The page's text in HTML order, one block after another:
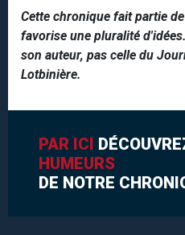
Cette chronique fait partie
favorise une pluralité
son auteur, pas celle du
Lotbinière.
PAR ICI
HUMEURS
DE NOTRE